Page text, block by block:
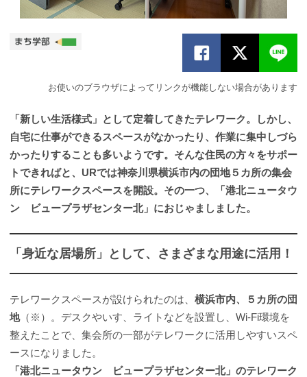
お使いのブラウザによってリンクが機能しない場合があります
「新しい生活様式」として定着してきたテレワーク。しかし、
自宅に仕事ができるスペースがなかったり、作業に集中しづら
かったりすることも多いようです。そんな住民の方々をサポー
トできればと、URでは神奈川県横浜市内の団地５カ所の集会
所にテレワークスペースを開設。その一つ、「港北ニュータウ
ン ビュープラザセンター北」におじゃましました。
「身近な居場所」として、さまざまな用途に活用！
テレワークスペースが設けられたのは、 横浜市内、５カ所の団
地（※）。デスクやいす、ライトなどを設置し、Wi-Fi環境を
整えたことで、集会所の一部がテレワークに活用しやすいスペ
ースになりました。
「港北ニュータウン ビュープラザセンター北」のテレワーク